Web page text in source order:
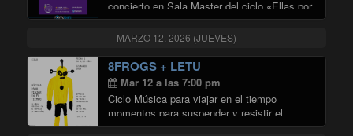
concierto en Sala Master del ciclo «Ellas por
ellas», organizado por el Departamento de
Müsica de la Universidad de Chile (DMUS)
en conjunto con Radio Universidad …
Continuar leyendo"Ellas por Ellas"
MARZO 12, 2026 (JUEVES)
8FROGS + LETU
Mar 12 a las 7:00 pm
Ciclo Música para viajar en el tiempo
momentos para suspender y resistir el
presente, invitamos a escuchar en vivo a